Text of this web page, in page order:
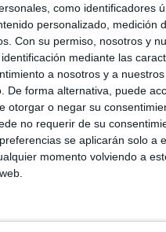
como identificadores
personalizado, medición
Con su permiso, nosotros y
mediante las
a nosotros y a
De forma alternativa, puede
otorgar o negar su
no requerir de su
se aplicarán solo a
momento volviendo a
RANKING POR